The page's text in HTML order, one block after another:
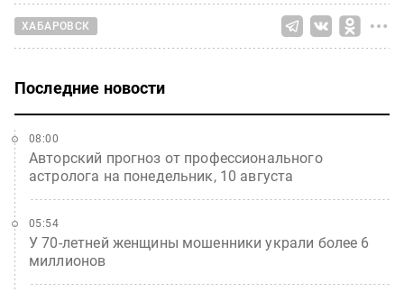
ХАБАРОВСК
Последние новости
Авторский прогноз от профессионального
астролога на понедельник, 10 августа
08:00
У 70-летней женщины мошенники украли более 6
миллионов
05:54